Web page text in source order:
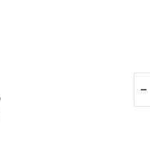
-